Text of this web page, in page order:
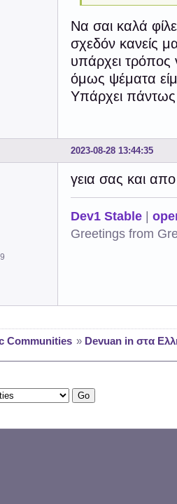
Να σαι καλά
σχεδόν κανείς
υπάρχει τρόπος
όμως ψέματα
Υπάρχει πάντως
2023-08-28 13:44:35
γεια σας και
Dev1 Stable |
Greetings from
Communities » Devuan in στα